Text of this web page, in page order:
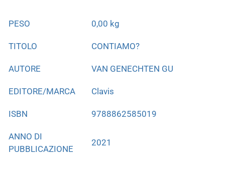
PESO 0,00 kg
TITOLO CONTIAMO?
AUTORE VAN GENECHTEN GU
EDITORE/MARCA Clavis
ISBN 9788862585019
ANNO DI
PUBBLICAZIONE
2021